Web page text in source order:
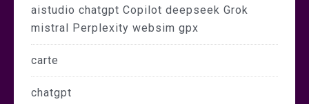
aistudio chatgpt Copilot deepseek Grok
mistral Perplexity websim gpx
carte
chatgpt